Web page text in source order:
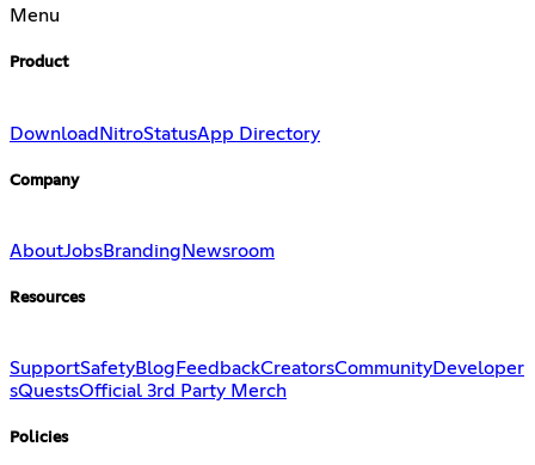
Menu
Product
DownloadNitroStatusApp Directory
Company
AboutJobsBranding Newsroom
Resources
SupportSafetyBlog FeedbackCreatorsCommunityDeveloper
sQuestsOfficial 3rd Party Merch
Policies